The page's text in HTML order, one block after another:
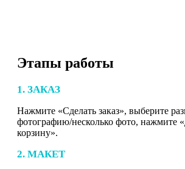
Этапы работы
1. ЗАКАЗ
Нажмите «Сделать заказ», выберите
фотографию/несколько фото, нажмите
корзину».
2. МАКЕТ